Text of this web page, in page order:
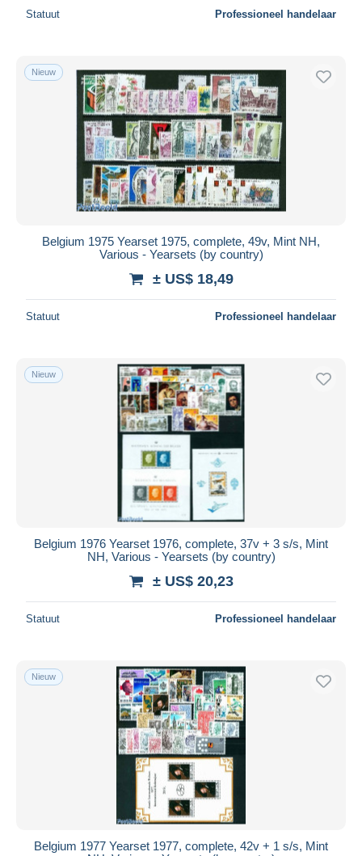
Statuut Professioneel handelaar
Nieuw
Belgium 1975 Yearset 1975, complete, 49v, Mint NH,
Various - Yearsets (by country)
± US$ 18,49
Statuut Professioneel handelaar
Nieuw
Belgium 1976 Yearset 1976, complete, 37v + 3 s/s, Mint
NH, Various - Yearsets (by country)
± US$ 20,23
Statuut Professioneel handelaar
Nieuw
Belgium 1977 Yearset 1977, complete, 42v + 1 s/s, Mint